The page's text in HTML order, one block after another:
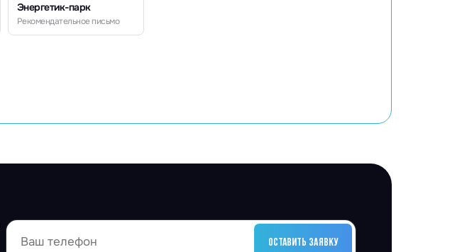
Энергетик-парк
Рекомендательное письмо
ОСТАВИТЬ ЗАЯВКУ